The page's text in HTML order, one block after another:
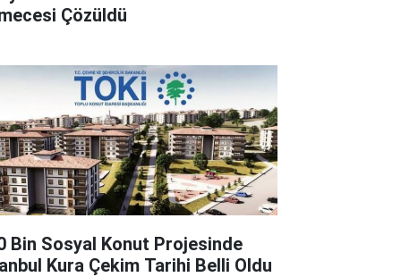
Çözüldü
Bin Sosyal Konut Projesinde
Kura Çekim Tarihi Belli Oldu